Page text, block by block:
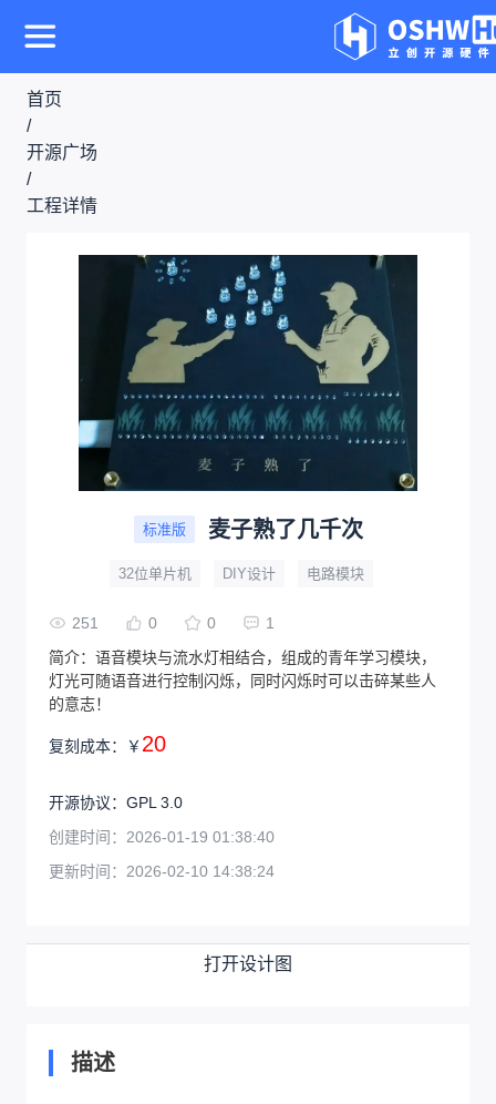
首页
/
开源广场
/
工程详情
标准版 麦子熟了几千次
32位单片机 DIY设计 电路模块
251 0 0
1
简介： 语音模块与流水灯相结合，组成的青年学习模块，
灯光可随语音进行控制闪烁，同时闪烁时可以击碎某些人
的意志！
复刻成本： ￥ 20
开源协议： GPL 3.0
创建时间： 2026-01-19 01:38:40
更新时间： 2026-02-10 14:38:24
打开设计图
描述